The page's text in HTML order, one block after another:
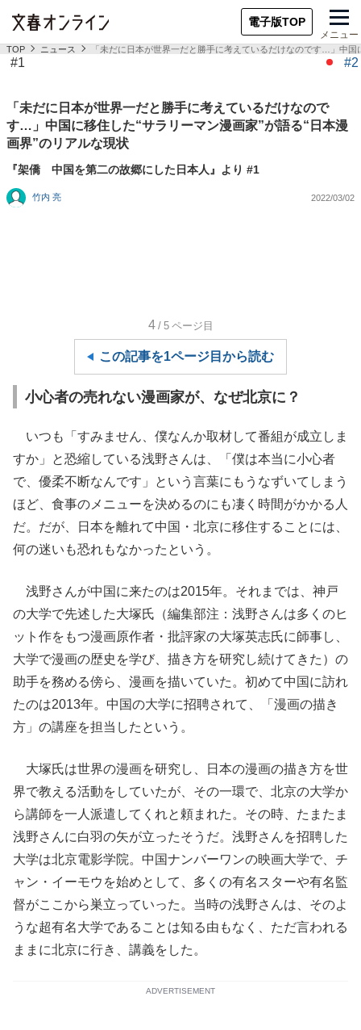
電子版TOP
メニュー
TOP ニュース 「未だに日本が世界一だと勝手に考えているだけなのです…」中
#1 #2
「未だに日本が世界一だと勝手に考えているだけなので
す…」中国に移住した“サラリーマン漫画家”が語る“日本漫
画界”のリアルな現状
『架僑 中国を第二の故郷にした日本人』より #1
竹内 亮 2022/03/02
4 /5 ページ目
この記事を1ページ目から読む
小心者の売れない漫画家が、なぜ北京に？
いつも「すみません、僕なんか取材して番組が成立しま
すか」と恐縮している浅野さんは、「僕は本当に小心者
で、優柔不断なんです」という言葉にもうなずいてしまう
ほど、食事のメニューを決めるのにも凄く時間がかかる人
だ。だが、日本を離れて中国・北京に移住することには、
何の迷いも恐れもなかったという。
浅野さんが中国に来たのは2015年。それまでは、神戸
の大学で先述した大塚氏（編集部注：浅野さんは多くのヒ
ット作をもつ漫画原作者・批評家の大塚英志氏に師事し、
大学で漫画の歴史を学び、描き方を研究し続けてきた）の
助手を務める傍ら、漫画を描いていた。初めて中国に訪れ
たのは2013年。中国の大学に招聘されて、「漫画の描き
方」の講座を担当したという。
大塚氏は世界の漫画を研究し、日本の漫画の描き方を世
界で教える活動をしていたが、その一環で、北京の大学か
ら講師を一人派遣してくれと頼まれた。その時、たまたま
浅野さんに白羽の矢が立ったそうだ。浅野さんを招聘した
大学は北京電影学院。中国ナンバーワンの映画大学で、チ
ャン・イーモウを始めとして、多くの有名スターや有名監
督がここから巣立っていった。当時の浅野さんは、そのよ
うな超有名大学であることは知る由もなく、ただ言われる
ままに北京に行き、講義をした。
ADVERTISEMENT